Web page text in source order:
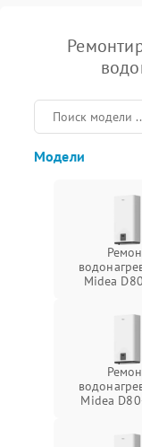
Модели
Midea
Midea